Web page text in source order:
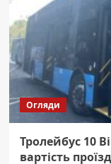
Огляди
Тролейбус 10
вартість